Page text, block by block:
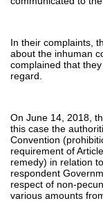
In their complaints,
about the inhuman
complained that
regard.
On June 14, 2018,
this case the
Convention
requirement of
remedy) in relation
respondent
respect of non-
various amounts